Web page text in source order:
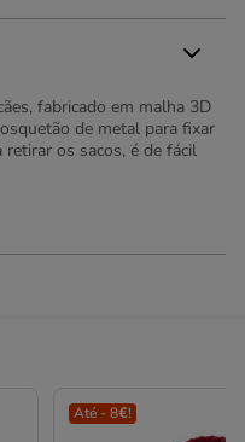
fabricado em malha 3D
de metal para fixar
os sacos, é de fácil
Até - 8€!